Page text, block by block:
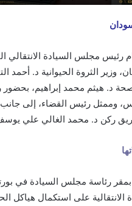
رئيس مجلس السيادة الانتقالي
وزير الثروة الحيوانية د. أحمد
د. هيثم محمد إبراهيم،
وممثل رئيس القضاء، إلى جانب
ركن د. محمد الغالي علي
رئاسة مجلس السيادة في
على استكمال هياكل